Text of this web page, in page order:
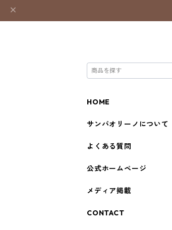
HOME
サンパオリーノについて
よくある質問
公式ホームページ
メディア掲載
CONTACT